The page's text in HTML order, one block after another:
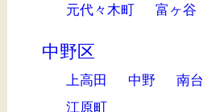
元代々木町 富ヶ谷
中野区
上高田 中野 南台
江原町